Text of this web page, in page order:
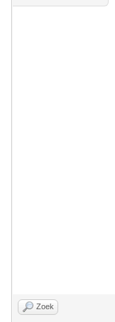
Zoek